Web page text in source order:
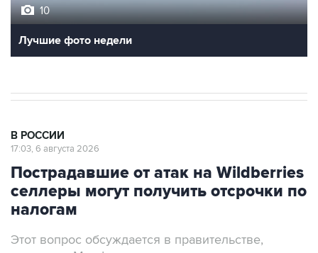
10
Лучшие фото недели
В РОССИИ
17:03, 6 августа 2026
Пострадавшие от атак на Wildberries
селлеры могут получить отсрочки по
налогам
Этот вопрос обсуждается в правительстве,